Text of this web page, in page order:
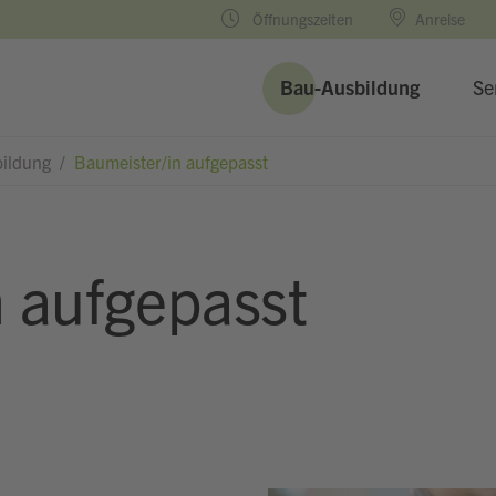
Öffnungszeiten Anreise
Bau-Ausbildung
/ Baumeister/in aufgepasst